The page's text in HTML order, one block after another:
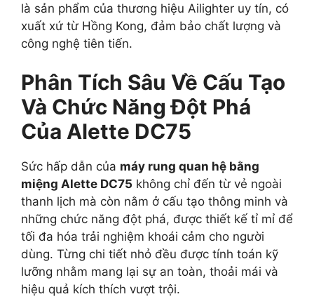
là sản phẩm của thương hiệu Ailighter uy tín, có
xuất xứ từ Hồng Kong, đảm bảo chất lượng và
công nghệ tiên tiến.
Phân Tích Sâu Về Cấu Tạo
Và Chức Năng Đột Phá
Của Alette DC75
Sức hấp dẫn của máy rung quan hệ bằng
miệng Alette DC75 không chỉ đến từ vẻ ngoài
thanh lịch mà còn nằm ở cấu tạo thông minh và
những chức năng đột phá, được thiết kế tỉ mỉ để
tối đa hóa trải nghiệm khoái cảm cho người
dùng. Từng chi tiết nhỏ đều được tính toán kỹ
lưỡng nhằm mang lại sự an toàn, thoải mái và
hiệu quả kích thích vượt trội.